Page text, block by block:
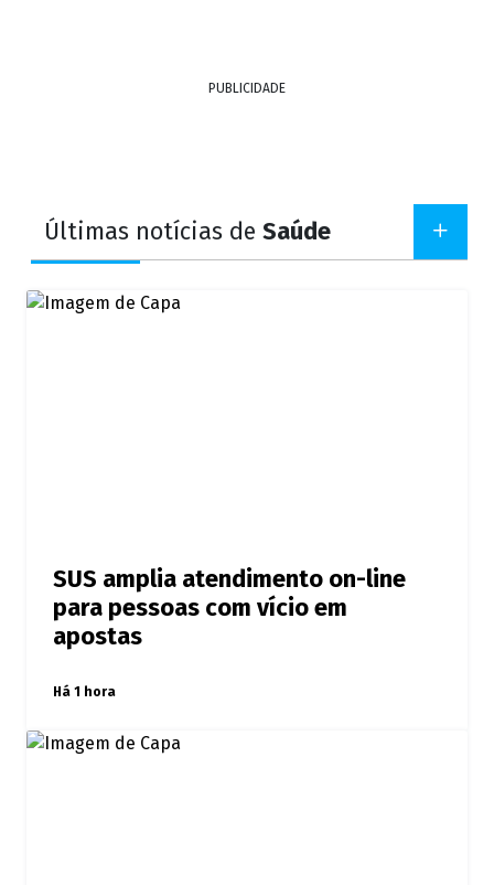
PUBLICIDADE
Últimas notícias de Saúde
SUS amplia atendimento on-line
para pessoas com vício em
apostas
Há 1 hora